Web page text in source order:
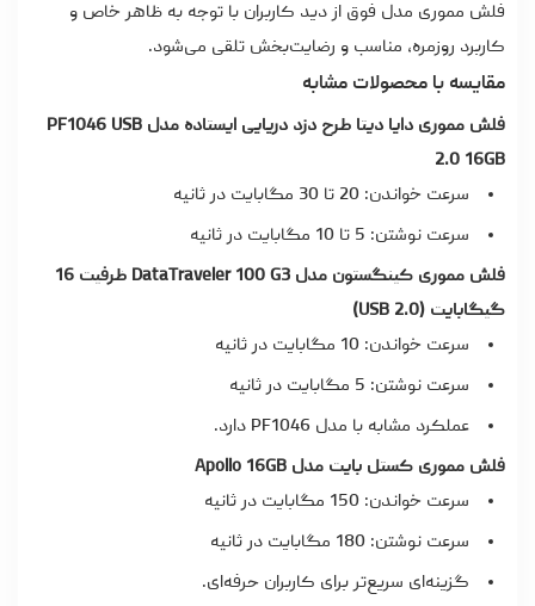
فلش مموری مدل فوق از دید کاربران با توجه به ظاهر خاص و
کاربرد روزمره، مناسب و رضایت‌بخش تلقی می‌شود.
مقایسه با محصولات مشابه
فلش مموری دایا دیتا طرح دزد دریایی ایستاده مدل PF1046 USB
2.0 16GB
سرعت خواندن: 20 تا 30 مگابایت در ثانیه
سرعت نوشتن: 5 تا 10 مگابایت در ثانیه
فلش مموری کینگستون مدل DataTraveler 100 G3 ظرفیت 16
گیگابایت (USB 2.0)
سرعت خواندن: 10 مگابایت در ثانیه
سرعت نوشتن: 5 مگابایت در ثانیه
عملکرد مشابه با مدل PF1046 دارد.
فلش مموری کستل بایت مدل Apollo 16GB
سرعت خواندن: 150 مگابایت در ثانیه
سرعت نوشتن: 180 مگابایت در ثانیه
گزینه‌ای سریع‌تر برای کاربران حرفه‌ای.